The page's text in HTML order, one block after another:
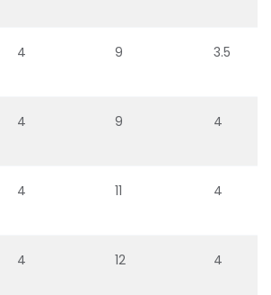
4 9 3.5
4 9 4
4 11 4
4 12 4